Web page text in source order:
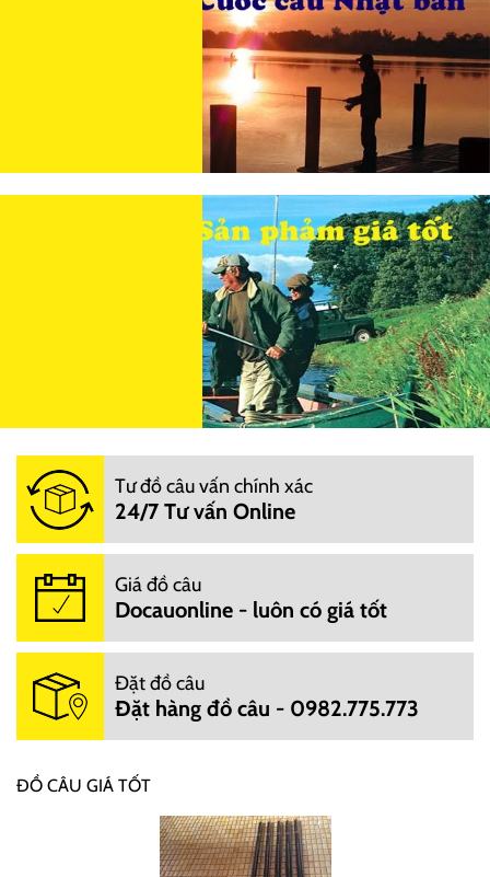
Tư đồ câu vấn chính xác
24/7 Tư vấn Online
Giá đồ câu
Docauonline - luôn có giá tốt
Đặt đồ câu
Đặt hàng đồ câu - 0982.775.773
ĐỒ CÂU GIÁ TỐT